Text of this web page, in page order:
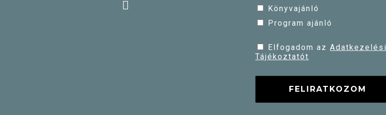
Könyvajánló
Program ajánló
Elfogadom azAdatkezelési
Tájékoztatót